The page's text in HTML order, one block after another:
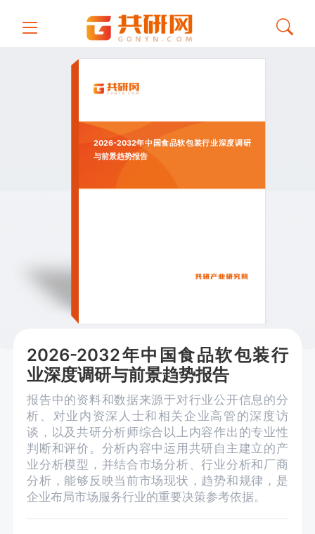
2026-2032年中国食品软包装行业深度调研
与前景趋势报告
2026-2032年中国食品软包装行
业深度调研与前景趋势报告
报告中的资料和数据来源于对行业公开信息的分
析、对业内资深人士和相关企业高管的深度访
谈，以及共研分析师综合以上内容作出的专业性
判断和评价。分析内容中运用共研自主建立的产
业分析模型，并结合市场分析、行业分析和厂商
分析，能够反映当前市场现状，趋势和规律，是
企业布局市场服务行业的重要决策参考依据。